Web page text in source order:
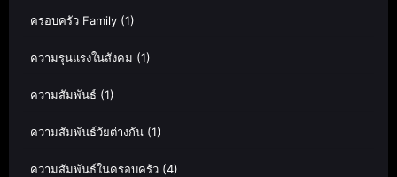
ครอบครัว Family (1)
ความรุนแรงในสังคม (1)
ความสัมพันธ์ (1)
ความสัมพันธ์วัยต่างกัน (1)
ความสัมพันธ์ในครอบครัว (4)